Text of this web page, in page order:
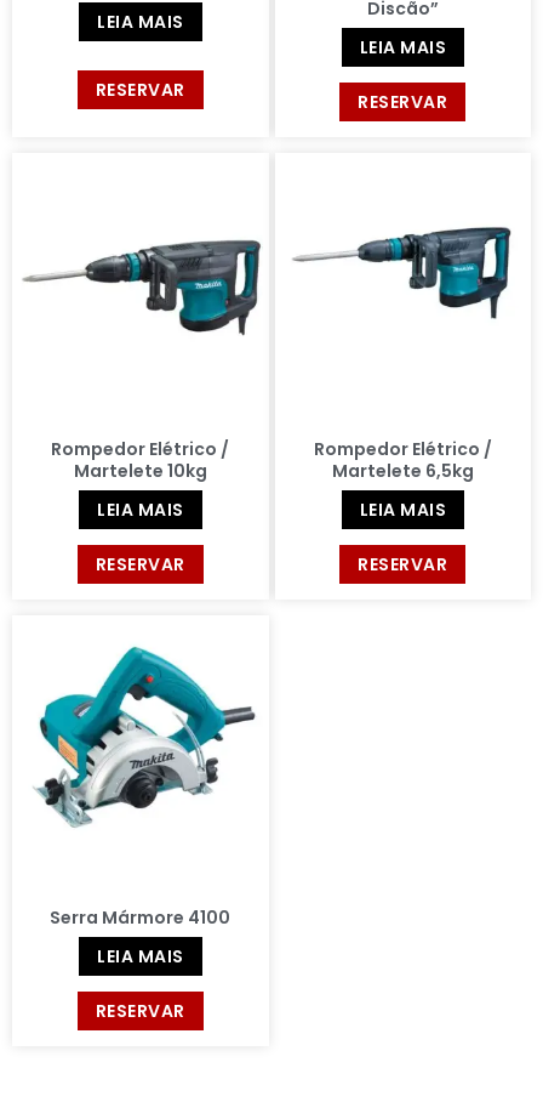
LEIA MAIS
RESERVAR
Discão”
LEIA MAIS
RESERVAR
Rompedor Elétrico /
Martelete 10kg
LEIA MAIS
RESERVAR
Rompedor Elétrico /
Martelete 6,5kg
LEIA MAIS
RESERVAR
Serra Mármore 4100
LEIA MAIS
RESERVAR